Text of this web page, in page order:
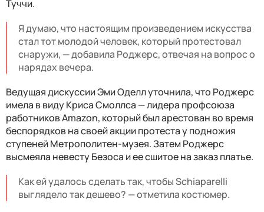
Туччи.
Я думаю, что настоящим произведением искусства
стал тот молодой человек, который протестовал
снаружи, — добавила Роджерс, отвечая на вопрос о
нарядах вечера.
Ведущая дискуссии Эми Оделл уточнила, что Роджерс
имела в виду Криса Смоллса — лидера профсоюза
работников Amazon, который был арестован во время
беспорядков на своей акции протеста у подножия
ступеней Метрополитен-музея. Затем Роджерс
высмеяла невесту Безоса и ее сшитое на заказ платье.
Как ей удалось сделать так, чтобы Schiaparelli
выглядело так дешево? — отметила костюмер.